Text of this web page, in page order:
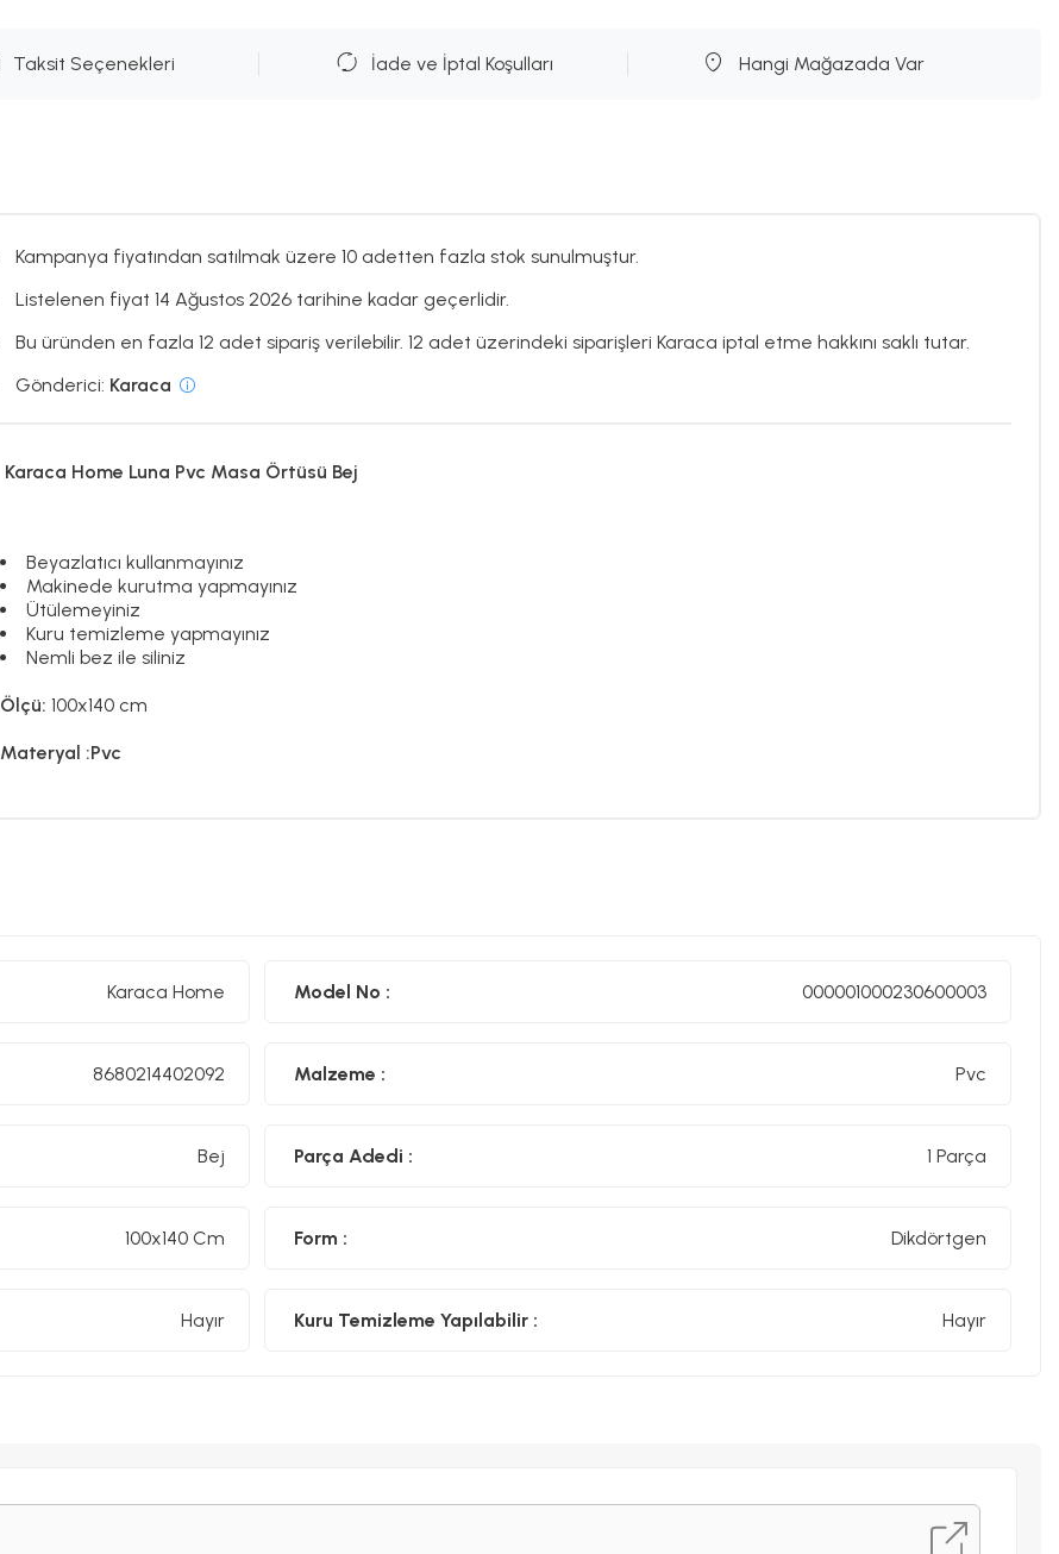
Taksit Seçenekleri İade ve İptal Koşulları Hangi Mağazada Var
Kampanya fiyatından satılmak üzere 10 adetten fazla stok sunulmuştur.
Listelenen fiyat 14 Ağustos 2026 tarihine kadar geçerlidir.
Bu üründen en fazla 12 adet sipariş verilebilir. 12 adet üzerindeki siparişleri Karaca iptal etme hakkını saklı tutar.
Gönderici: Karaca
Karaca Home Luna Pvc Masa Örtüsü Bej
Beyazlatıcı kullanmayınız
Makinede kurutma yapmayınız
Ütülemeyiniz
Kuru temizleme yapmayınız
Nemli bez ile siliniz
Ölçü:100x140 cm
Materyal :Pvc
Karaca Home Model No : 000001000230600003
8680214402092 Malzeme : Pvc
Bej Parça Adedi : 1 Parça
100x140 Cm Form : Dikdörtgen
Hayır Kuru Temizleme Yapılabilir : Hayır